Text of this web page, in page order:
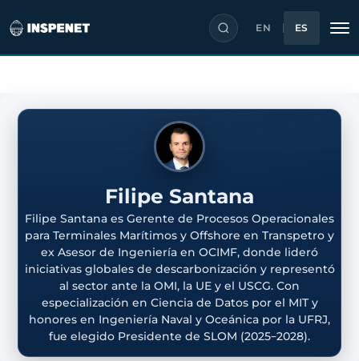
contenido
EN ES
Filipe Santana
Filipe Santana es Gerente de Procesos Operacionales
para Terminales Marítimos y Offshore en Transpetro y
ex Asesor de Ingeniería en OCIMF, donde lideró
iniciativas globales de descarbonización y representó
al sector ante la OMI, la UE y el USCG. Con
especialización en Ciencia de Datos por el MIT y
honores en Ingeniería Naval y Oceánica por la UFRJ,
fue elegido Presidente de SLOM (2025–2028).